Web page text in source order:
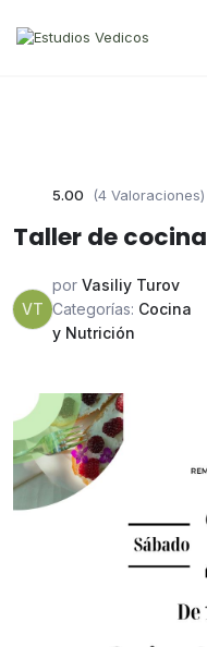
5.00 (4 Valoraciones)
Taller de cocina
VT
por Vasiliy Turov
Categorías: Cocina
y Nutrición